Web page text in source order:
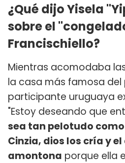
¿Qué dijo Yisela
sobre el
Francischiello?
Mientras acomodaba
la casa más famosa del
participante uruguaya
"Estoy deseando que
sea tan pelotudo
Cinzia, dios los cría y
amontona porque ella